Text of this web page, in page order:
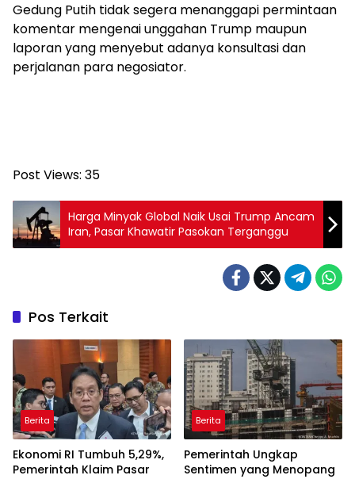
Gedung Putih tidak segera menanggapi permintaan
komentar mengenai unggahan Trump maupun
laporan yang menyebut adanya konsultasi dan
perjalanan para negosiator.
Post Views: 35
Harga Minyak Global Naik Usai Trump Ancam
Iran, Pasar Khawatir Pasokan Terganggu
Pos Terkait
Berita
Ekonomi RI Tumbuh 5,29%,
Pemerintah Klaim Pasar
Berita
Pemerintah Ungkap
Sentimen yang Menopang